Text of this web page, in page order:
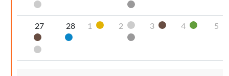
Pannolini-pannoloni
Secco non riciclabile
27
Organico umido
Pannolini-pannoloni
28
Carta
1 Plastica
2
Pannolini-pannoloni
Secco non riciclabile
3 Organico umido
4 Vetro5